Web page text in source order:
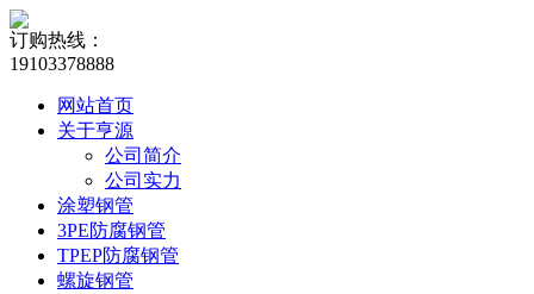
订购热线：
19103378888
网站首页
关于亨源
公司简介
公司实力
涂塑钢管
3PE防腐钢管
TPEP防腐钢管
螺旋钢管